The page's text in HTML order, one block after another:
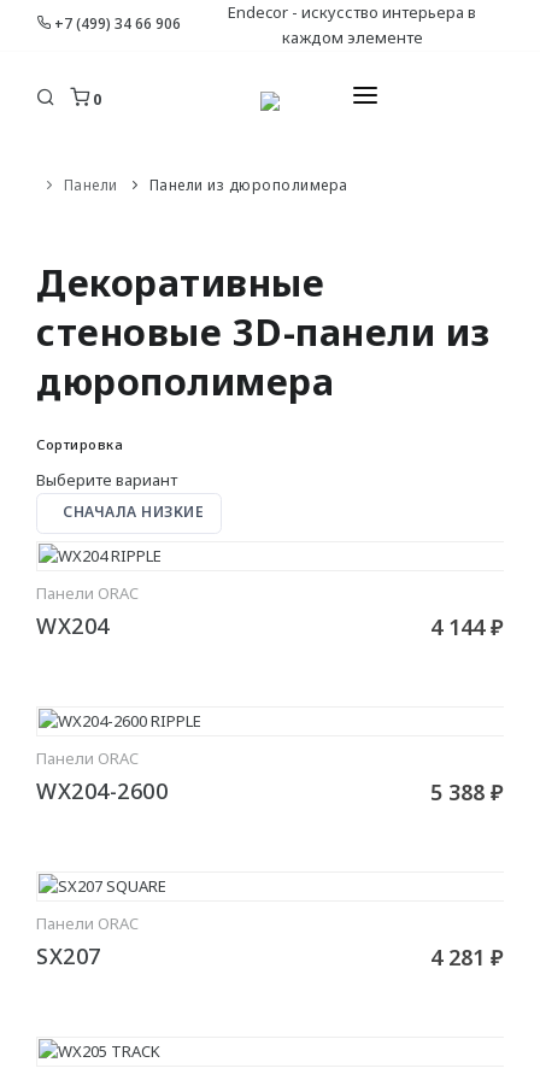
+7 (499) 34 66 906
Endecor - искусство интерьера в
каждом элементе
0
Гибкие
Плоские
КАРНИЗЫ
С орнаментом
Для натяжного потолка
МОЛДИНГИ
Гибкие
Из дюрополимера
Из полиуретана
ДИЗАЙНЕРАМ
КОНТАКТЫ
Панели Панели из дюрополимера
Декоративные
стеновые 3D-панели из
дюрополимера
Сортировка
Выберите вариант
СНАЧАЛА НИЗКИЕ
Панели ORAC
WX204 4 144 ₽
Панели ORAC
WX204-2600 5 388 ₽
Панели ORAC
SX207 4 281 ₽